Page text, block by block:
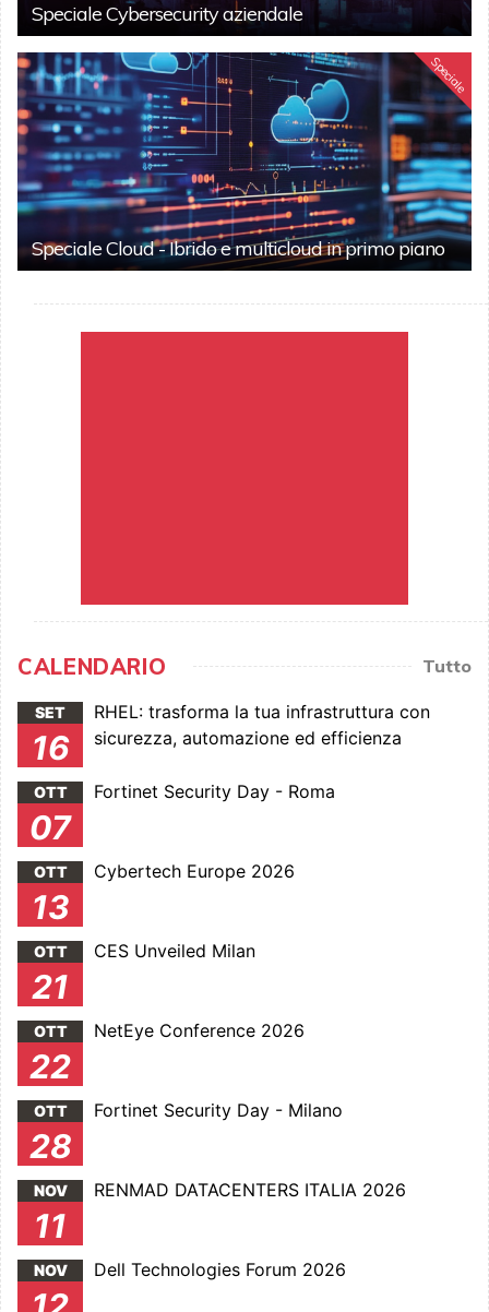
Speciale Cybersecurity aziendale
Speciale
Speciale Cloud - Ibrido e multicloud in primo piano
CALENDARIO Tutto
SET
16
RHEL: trasforma la tua infrastruttura con
sicurezza, automazione ed efficienza
OTT
07
Fortinet Security Day - Roma
OTT
13
Cybertech Europe 2026
OTT
21
CES Unveiled Milan
OTT
22
NetEye Conference 2026
OTT
28
Fortinet Security Day - Milano
NOV
11
RENMAD DATACENTERS ITALIA 2026
NOV Dell Technologies Forum 2026